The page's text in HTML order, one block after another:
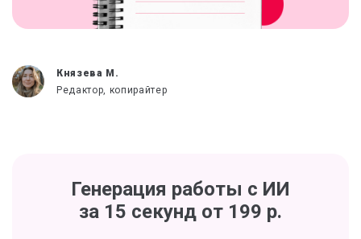
Князева М.
Редактор, копирайтер
Генерация работы с ИИ
за 15 секунд от 199 р.